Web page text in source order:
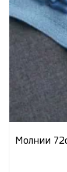
Молнии